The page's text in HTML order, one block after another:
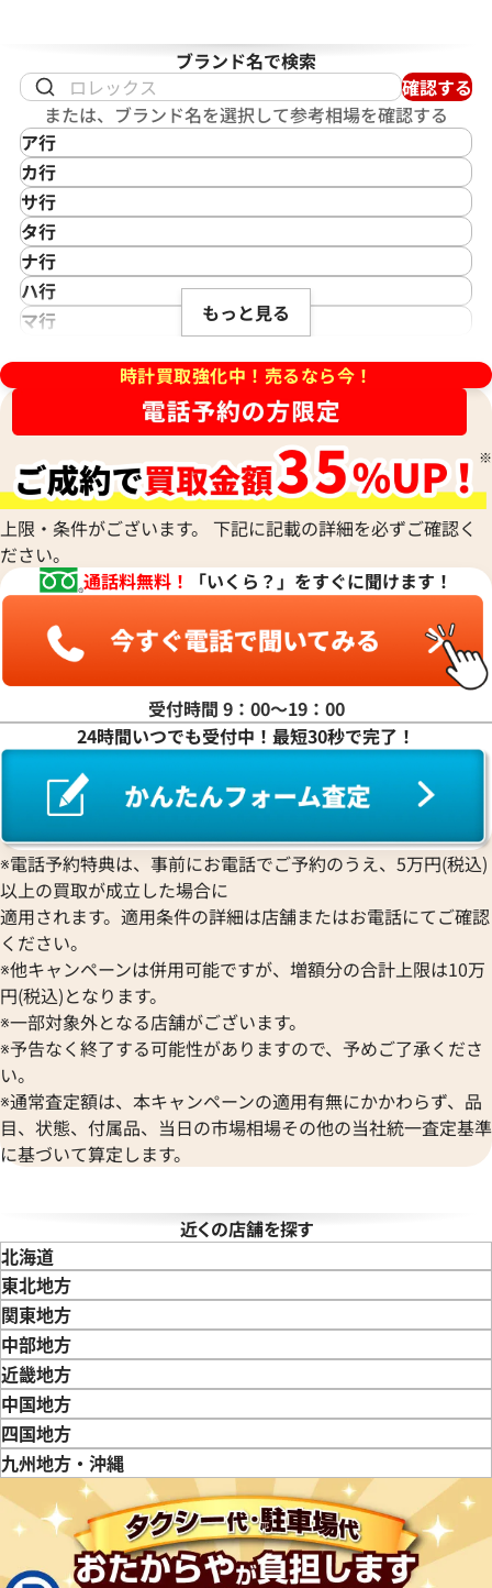
ロイヤルオーク オフショア
26238ST.OO.A340CA.01
格
日時点の参考買取価格です
オーデマ ピゲ ロイヤルオー
ミュージックエディション
15600TI.OO.A343CA.01
参考買取価格
※2025年7月27日時点の参考
ロイヤル オーク オフショ
チーム クロノグラフ
格
日時点の参考買取価格です
オーデマ ピゲ ロイヤルオー
クロノグラフ
参考買取価格
※2026年1月27日時点の参考
ロイヤルオーク オフショア
格
27日時点の参考買取価格で
クロノグラフ
参考買取価格
4,305,000円
※2025年10月9日時点の参考
ブランド名で検索
確認する
または、ブランド名を選択して参考相場を確認する
ア行
IKEPOD
アイクポッド
IWC
アイダブリューシー
Azimuth
アジムース
ANONIMO
Alain Silberstein
アラン・シルベスタイン
Armand Nicolet
アルマン・ニコレ
WALTHAM
ウォルサム
HUBLOT
ウブロ
ETERNA
エテルナ
EDOX
エドックス
EBERHARD
エベラール
EBEL
エベル
EPOS
Hermes
エルメス
OMEGA
オメガ
ORIENT
オリエント
ORIS
オリス
Audemars Piguet
オーデマ ピゲ
Vacheron Constantin
ヴァシュロン・コンスタンタン
Van Cleef & Arpels
ヴェルサーチ
Wempe
ヴェンペ
カ行
CASIO
カシオ
Cartier
カルティエ
Gaga Milano
ガガミラノ
Quinting
クインティング
Cuervo y Sobrinos
クエルボ・イ・ソブリノス
CVSTOS
クストス
Chronoswiss
クロノスイス
GUCCI
グッチ
Graham
グラハム
Grand Seiko
グランドセイコー
CORUM
コルム
Concord
コンコルド
サ行
Saint Laurent
サンローラン
Shellman
シェルマン
CITIZEN
シチズン
Chopard
ショパール
CHAUMET
ショーメ
Jacob & Co.
ジェイコブ
Gerald Genta
ジェラルド・ジェンタ
Jaeger-LeCoultre
ジャケ・ドロー
Girard-Perregaux
ジラール・ペルゴ
Sinn
ジン
STOWA
ストーヴァ
SEIKO
セイコー
CENTURY
センチュリー
ZENITH
ゼニス
タ行
TAG Heuer
タグ・ホイヤー
Daniel Roth
ダニエル・ロート
TUDOR
チューダー(チュードル)
ティファニー
Dior
ディオール
ナ行
NOMOS Glashütte
ノモス グラスヒュッテ
ハ行
Hamilton
Harry Winston
ハリー・ウィンストン
Patek Philippe
Panerai
パネライ
Parmigiani Fleurier
パルミジャーニ・フルリエ
Piaget
PIERRE KUNZ
ピエール・クンツ
FRANCK MULLER
フランク ミュラー
BOUCHERON
ブシュロン
BREITLING
ブライトリング
Blancpain
ブランパン
BVLGARI
ブルガリ
Breguet
ブレゲ
BULOVA
ブローバ
Bell & Ross
ベル＆ロス
BAUME＆MERCIER
ボーム＆メルシエ
BALL Watch
マ行
MAURICE LACROIX
モーリス・ラクロア
RALPH LAUREN
ラルフ ローレン
リシャール・ミル
Louis Vuitton
ルイ・ヴィトン
Luminox
ルミノックス
Ressence
ROGER DUBUIS
ロジェ・デュブイ
ROLEX
ロレックス
LONGINES
ロンジン
もっと見る
時計買取強化中！売るなら今！
上限・条件がございます。 下記に記載の詳細を必ずご確認く
ださい。
通話料無料！
「いくら？」をすぐに聞けます！
受付時間 9：00〜19：00
24時間いつでも受付中！最短30秒で完了！
※電話予約特典は、事前にお電話でご予約のうえ、5万円(税込)
以上の買取が成立した場合に
適用されます。適用条件の詳細は店舗またはお電話にてご確認
ください。
※他キャンペーンは併用可能ですが、増額分の合計上限は10万
円(税込)となります。
※一部対象外となる店舗がございます。
※予告なく終了する可能性がありますので、予めご了承くださ
い。
※通常査定額は、本キャンペーンの適用有無にかかわらず、品
目、状態、付属品、当日の市場相場その他の当社統一査定基準
に基づいて算定します。
近くの店舗を探す
北海道
東北地方
青森県岩手県
関東地方
東京都神奈川県
中部地方
新潟県富山県
近畿地方
三重県滋賀県
中国地方
鳥取県島根県
四国地方
徳島県香川県愛媛県
九州地方・沖縄
福岡県
佐賀県 長崎県 熊本県大分県宮崎県鹿児島県